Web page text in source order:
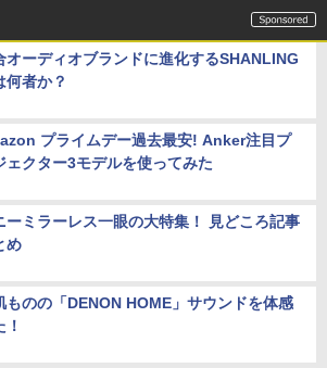
オーディオブランドに進化するSHANLING
何者か？
プライムデー過去最安! Anker注目プ
ェクター3モデルを使ってみた
ーミラーレス一眼の大特集！ 見どころ記事
め
ものの「DENON HOME」サウンドを体感
！